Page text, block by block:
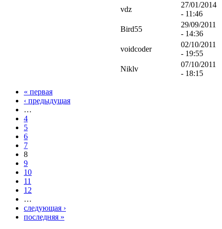
vdz
27/01/2014
- 11:46
Bird55
29/09/2011
- 14:36
voidcoder
02/10/2011
- 19:55
Niklv
07/10/2011
- 18:15
« первая
‹ предыдущая
…
4
5
6
7
8
9
10
11
12
…
следующая ›
последняя »